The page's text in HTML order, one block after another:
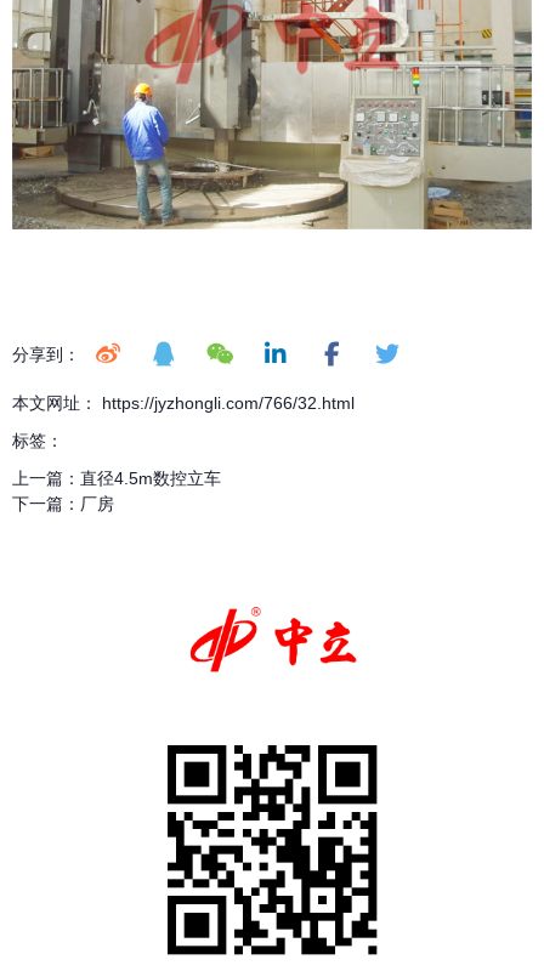
分享到：
本文网址： https://jyzhongli.com/766/32.html
标签：
上一篇： 直径4.5m数控立车
下一篇： 厂房